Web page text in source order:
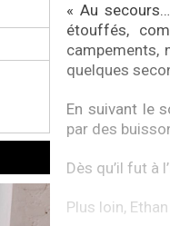
« Au
étouffés,
campements,
quelques
En suivant le
par des
Dès qu’il fut à
Plus loin,